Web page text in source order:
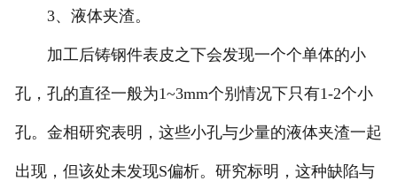
3、液体夹渣。
加工后铸钢件表皮之下会发现一个个单体的小
孔，孔的直径一般为1~3mm个别情况下只有1-2个小
孔。金相研究表明，这些小孔与少量的液体夹渣一起
出现，但该处未发现S偏析。研究标明，这种缺陷与